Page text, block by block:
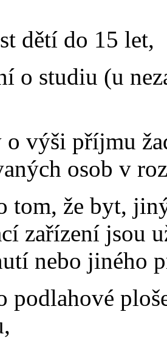
dětí do 15 let,
o studiu (u
výši příjmu
osob v
tom, že byt,
zařízení jsou
nebo jiného
podlahové